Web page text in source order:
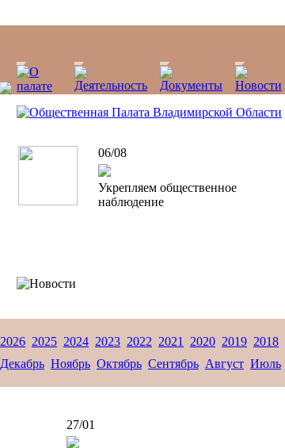
06/08
Укрепляем общественное
наблюдение
2026 2025 2024 2023 2022 2021 2020 2019 2018
Декабрь Ноябрь Октябрь Сентябрь Август Июль
27/01